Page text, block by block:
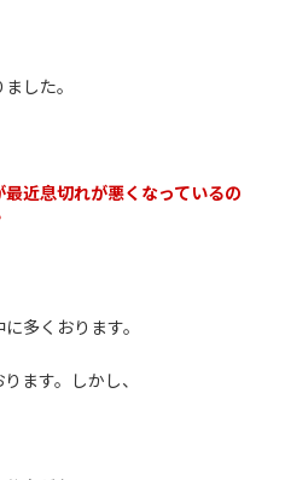
した。
近息切れが悪くなっているの
多くおります。
ます。しかし、